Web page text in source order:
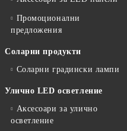
Промоционални
предложения
Соларни продукти
Соларни градински лампи
Улично LED осветление
Аксесоари за улично
осветление